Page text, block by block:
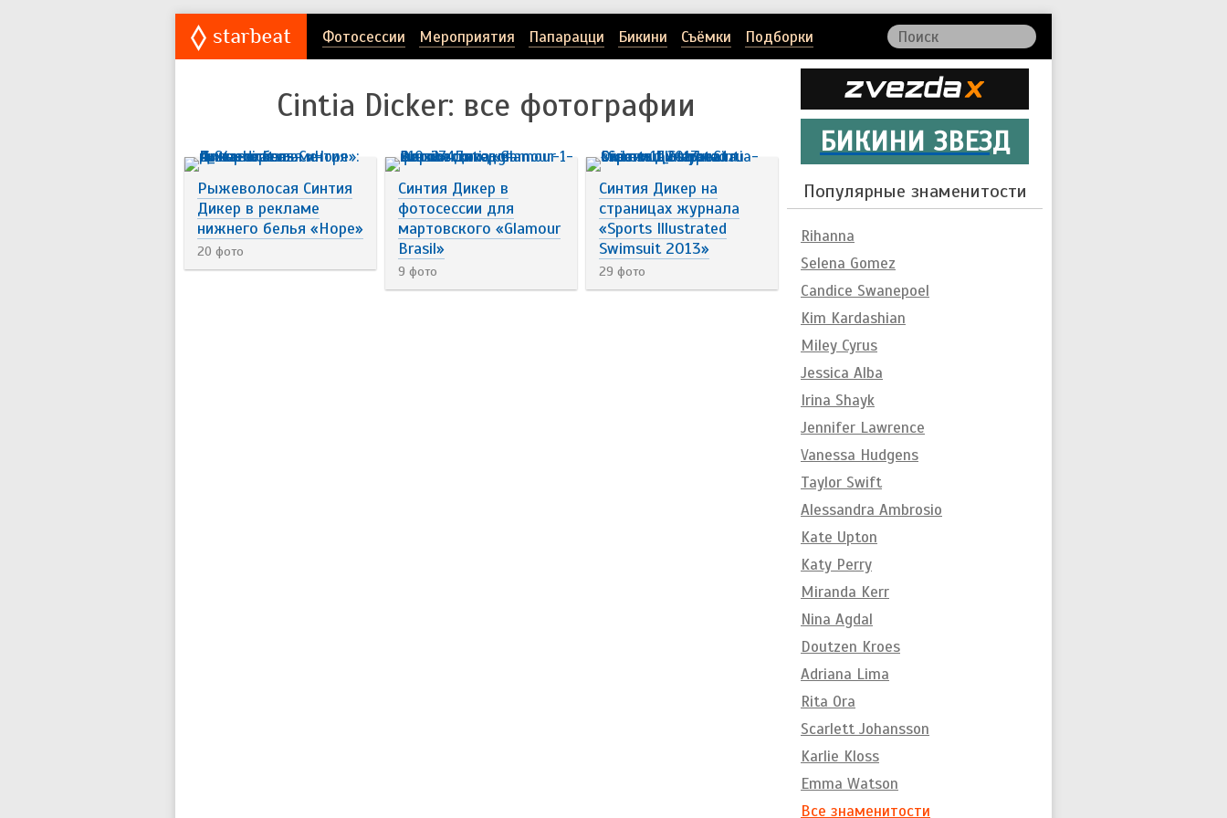
Фотосессии Мероприятия Папарацци Бикини Съёмки Подборки
Cintia Dicker: все фотографии
Рыжеволосая Синтия
Дикер в рекламе
нижнего белья «Hope»
20 фото
Синтия Дикер в
фотосессии для
мартовского «Glamour
Brasil»
9 фото
Синтия Дикер на
страницах журнала
«Sports Illustrated
Swimsuit 2013»
29 фото
БИКИНИ ЗВЕЗД
Популярные знаменитости
Rihanna
Selena Gomez
Candice Swanepoel
Kim Kardashian
Miley Cyrus
Jessica Alba
Irina Shayk
Jennifer Lawrence
Vanessa Hudgens
Taylor Swift
Alessandra Ambrosio
Kate Upton
Katy Perry
Miranda Kerr
Nina Agdal
Doutzen Kroes
Adriana Lima
Rita Ora
Scarlett Johansson
Karlie Kloss
Emma Watson
Все знаменитости